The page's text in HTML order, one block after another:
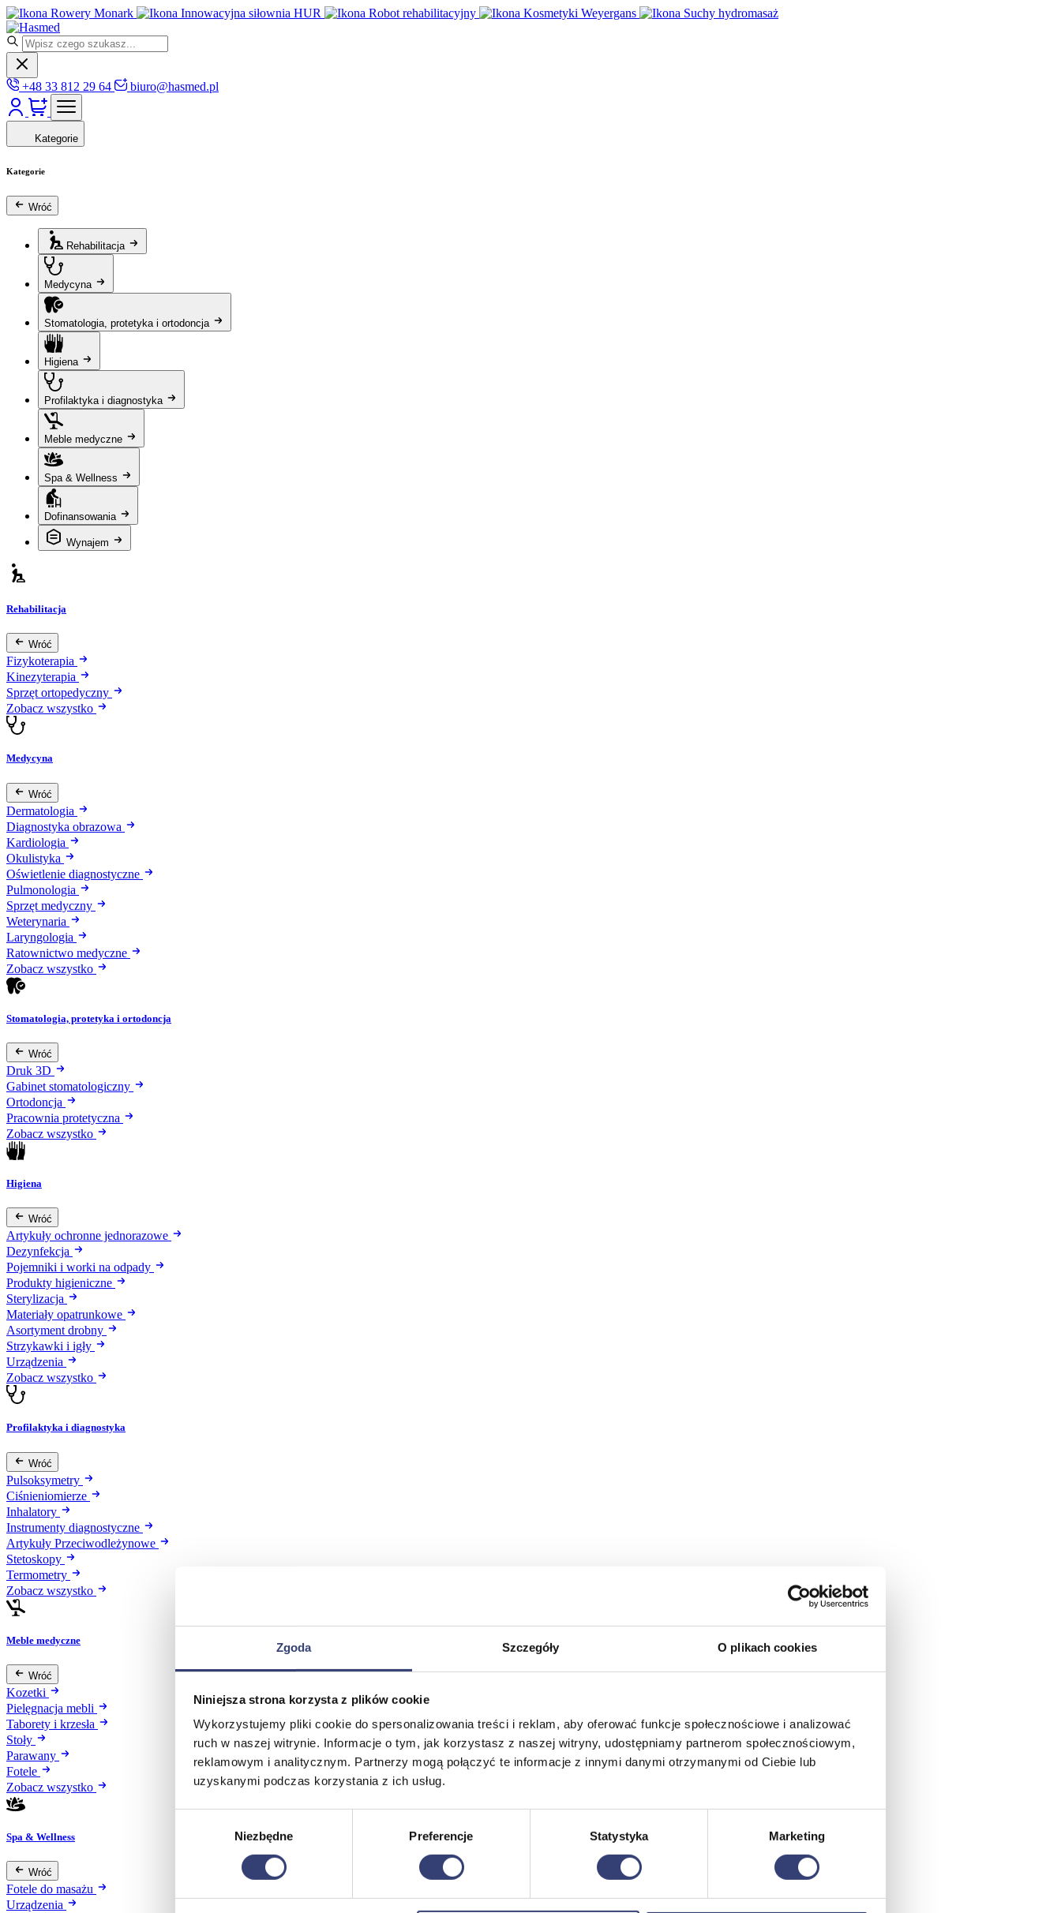
Zgoda Szczegóły O plikach cookies
Niniejsza strona korzysta z plików cookie
Wykorzystujemy pliki cookie do spersonalizowania treści i reklam, aby oferować funkcje społecznościowe i analizować
ruch w naszej witrynie. Informacje o tym, jak korzystasz z naszej witryny, udostępniamy partnerom społecznościowym,
reklamowym i analitycznym. Partnerzy mogą połączyć te informacje z innymi danymi otrzymanymi od Ciebie lub
uzyskanymi podczas korzystania z ich usług.
Niezbędne Preferencje Statystyka Marketing
Rowery Monark Innowacyjna siłownia HUR Robot rehabilitacyjny Kosmetyki Weyergans Suchy hydromasaż
+48 33 812 29 64 biuro@hasmed.pl
Kategorie
Kategorie
Wróć
Rehabilitacja
Medycyna
Stomatologia, protetyka i ortodoncja
Higiena
Profilaktyka i diagnostyka
Meble medyczne
Spa & Wellness
Dofinansowania
Wynajem
Rehabilitacja
Wróć
Fizykoterapia
Kinezyterapia
Sprzęt ortopedyczny
Zobacz wszystko
Medycyna
Wróć
Dermatologia
Diagnostyka obrazowa
Kardiologia
Okulistyka
Oświetlenie diagnostyczne
Pulmonologia
Sprzęt medyczny
Weterynaria
Laryngologia
Ratownictwo medyczne
Zobacz wszystko
Stomatologia, protetyka i ortodoncja
Wróć
Druk 3D
Gabinet stomatologiczny
Ortodoncja
Pracownia protetyczna
Zobacz wszystko
Higiena
Wróć
Artykuły ochronne jednorazowe
Dezynfekcja
Pojemniki i worki na odpady
Produkty higieniczne
Sterylizacja
Materiały opatrunkowe
Asortyment drobny
Strzykawki i igły
Urządzenia
Zobacz wszystko
Profilaktyka i diagnostyka
Wróć
Pulsoksymetry
Ciśnieniomierze
Inhalatory
Instrumenty diagnostyczne
Artykuły Przeciwodleżynowe
Stetoskopy
Termometry
Zobacz wszystko
Meble medyczne
Wróć
Kozetki
Pielęgnacja mebli
Taborety i krzesła
Stoły
Parawany
Fotele
Zobacz wszystko
Spa & Wellness
Wróć
Fotele do masażu
Urządzenia